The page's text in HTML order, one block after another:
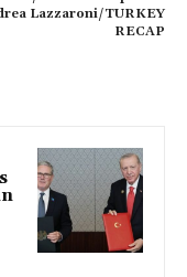
Lazzaroni/TURKEY
RECAP